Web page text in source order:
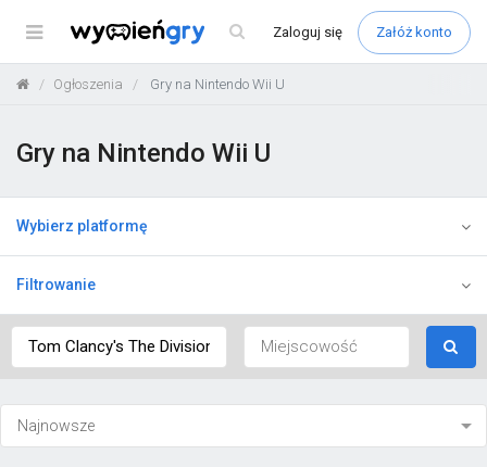
Menu Zaloguj się Załóż konto
Ogłoszenia Gry na Nintendo Wii U
Gry na Nintendo Wii U
Wybierz platformę
Filtrowanie